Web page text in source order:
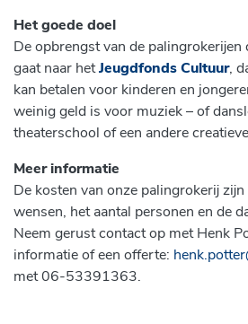
Het goede doel
De opbrengst van de
gaat naar hetJeugdfonds Cultuur,
kan betalen voor kinderen en
weinig geld is voor muziek – of
theaterschool of een andere
Meer informatie
De kosten van onze palingrokerij
wensen, het aantal personen en de
Neem gerust contact op met Henk
informatie of een offerte:
met 06-53391363.